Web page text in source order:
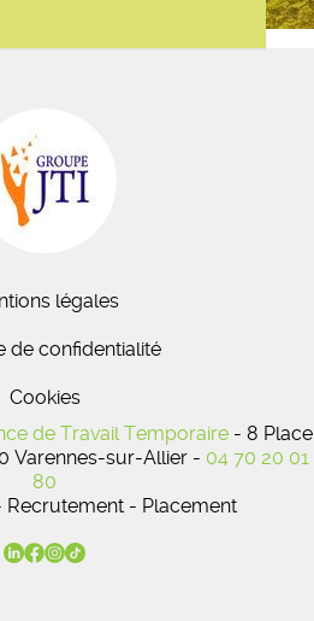
légales
de confidentialité
Cookies
de Travail Temporaire- 8 Place
Varennes-sur-Allier - 04 70 20 01
80
- Placement